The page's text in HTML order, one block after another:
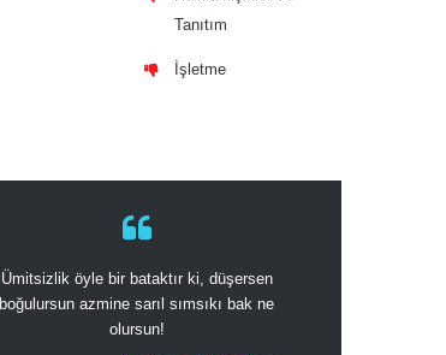
Tanıtım
İşletme
Ümitsizlik öyle bir bataktır ki, düşersen
boğulursun azmine sarıl sımsıkı bak ne
olursun!